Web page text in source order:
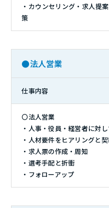
・カウンセリング・求人提
策
●法人営業
仕事内容
〇法人営業
・人事・役員・経営者に対
・人材要件をヒアリングと
・求人票の作成・周知
・選考手配と折衝
・フォローアップ